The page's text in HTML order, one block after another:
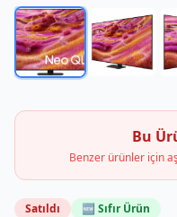
Bu
Benzer ürünler için
Satıldı 🆕 Sıfır Ürün